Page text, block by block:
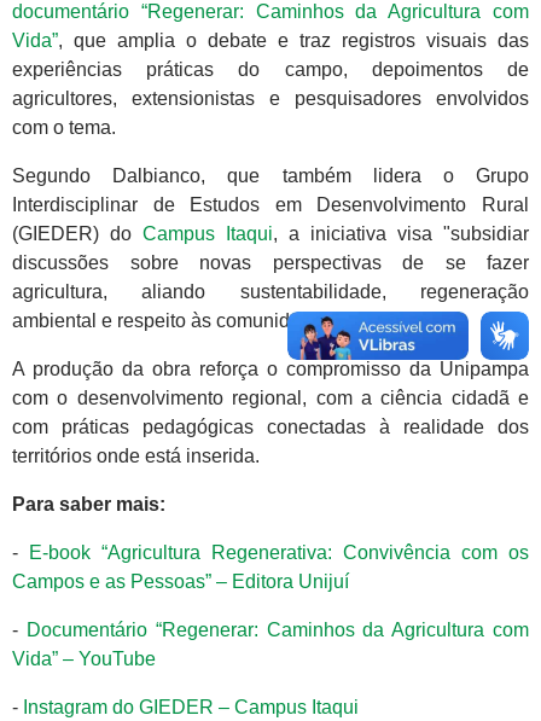
documentário “Regenerar: Caminhos da Agricultura com
Vida”, que amplia o debate e traz registros visuais das
experiências práticas do campo, depoimentos de
agricultores, extensionistas e pesquisadores envolvidos
com o tema.
Segundo Dalbianco, que também lidera o Grupo
Interdisciplinar de Estudos em Desenvolvimento Rural
(GIEDER) do Campus Itaqui, a iniciativa visa "subsidiar
discussões sobre novas perspectivas de se fazer
agricultura, aliando sustentabilidade, regeneração
ambiental e respeito às comunidades camponesas".
A produção da obra reforça o compromisso da Unipampa
com o desenvolvimento regional, com a ciência cidadã e
com práticas pedagógicas conectadas à realidade dos
territórios onde está inserida.
Para saber mais:
-
E-book “Agricultura Regenerativa: Convivência com os
Campos e as Pessoas” – Editora Unijuí
- Documentário “Regenerar: Caminhos da Agricultura com
Vida” – YouTube
- Instagram do GIEDER – Campus Itaqui